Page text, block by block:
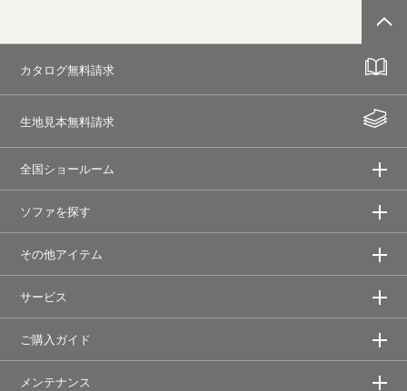
カタログ無料請求
生地見本無料請求
全国ショールーム
ソファを探す
その他アイテム
サービス
ご購入ガイド
メンテナンス